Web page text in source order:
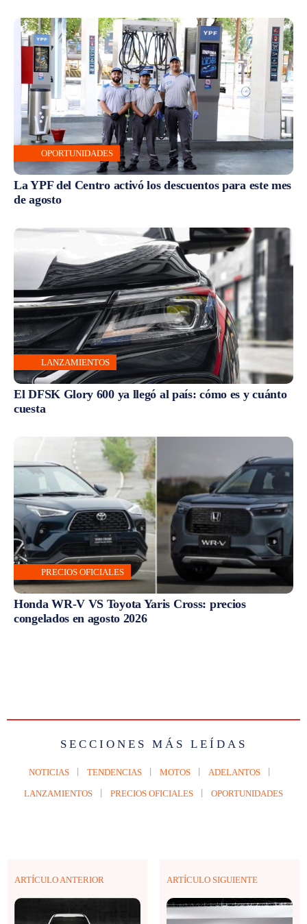
OPORTUNIDADES
La YPF del Centro activó los descuentos para este mes
de agosto
LANZAMIENTOS
El DFSK Glory 600 ya llegó al país: cómo es y cuánto
cuesta
PRECIOS OFICIALES
Honda WR-V VS Toyota Yaris Cross: precios
congelados en agosto 2026
SECCIONES MÁS LEÍDAS
NOTICIAS TENDENCIAS MOTOS ADELANTOS
LANZAMIENTOS PRECIOS OFICIALES OPORTUNIDADES
ARTÍCULO ANTERIOR ARTÍCULO SIGUIENTE